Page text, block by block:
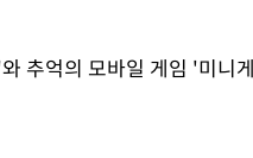
추억의 모바일 게임 '미니